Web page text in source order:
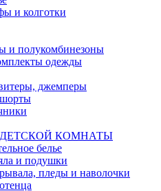
и колготки
и полукомбинезоны
одежды
джемперы
КОМНАТЫ
белье
и подушки
пледы и наволочки